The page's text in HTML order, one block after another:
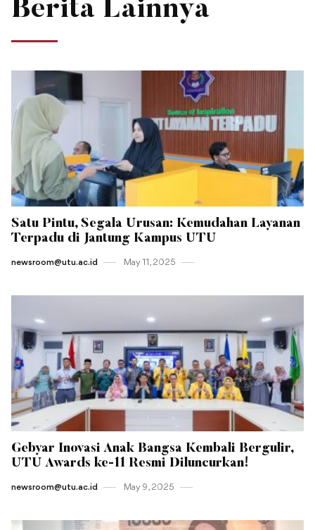
Berita Lainnya
Satu Pintu, Segala Urusan: Kemudahan Layanan
Terpadu di Jantung Kampus UTU
newsroom@utu.ac.id May 11 , 2025
Gebyar Inovasi Anak Bangsa Kembali Bergulir,
UTU Awards ke-11 Resmi Diluncurkan!
newsroom@utu.ac.id May 9 , 2025